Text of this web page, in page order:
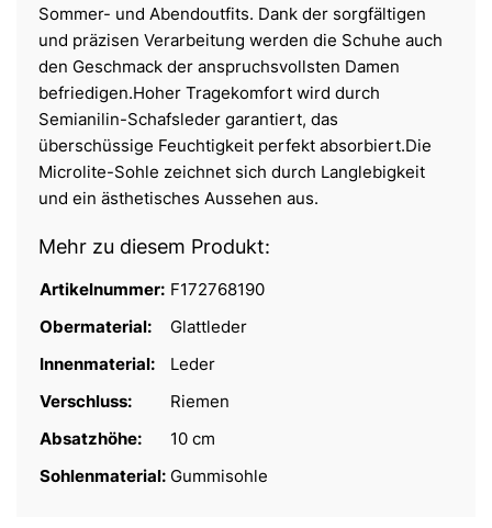
Sommer- und Abendoutfits. Dank der sorgfältigen
und präzisen Verarbeitung werden die Schuhe auch
den Geschmack der anspruchsvollsten Damen
befriedigen.Hoher Tragekomfort wird durch
Semianilin-Schafsleder garantiert, das
überschüssige Feuchtigkeit perfekt absorbiert.Die
Microlite-Sohle zeichnet sich durch Langlebigkeit
und ein ästhetisches Aussehen aus.
Mehr zu diesem Produkt:
Artikelnummer: F172768190
Obermaterial:
Glattleder
Innenmaterial:
Leder
Verschluss:
Riemen
Absatzhöhe:
10 cm
Sohlenmaterial: Gummisohle